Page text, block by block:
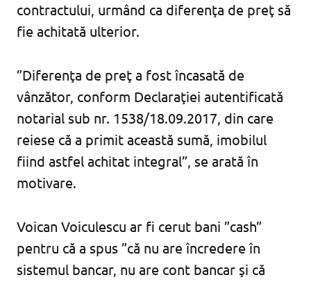
contractului, urmând ca diferenţa de preţ să
fie achitată ulterior.
”Diferenţa de preţ a fost încasată de
vânzător, conform Declaraţiei autentificată
notarial sub nr. 1538/18.09.2017, din care
reiese că a primit această sumă, imobilul
fiind astfel achitat integral”, se arată în
motivare.
Voican Voiculescu ar fi cerut bani ”cash”
pentru că a spus ”că nu are încredere în
sistemul bancar, nu are cont bancar şi că